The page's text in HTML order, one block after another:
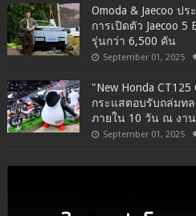
Omoda & Jaecoo ป
การเปิดตัว Jaecoo
รุ่นกว่า 6,500 คัน
September 01, 2025
"New Honda CT125
กระแสตอบรับถล่มท
ภายใน 10 วัน ณ งาน
September 01, 2025